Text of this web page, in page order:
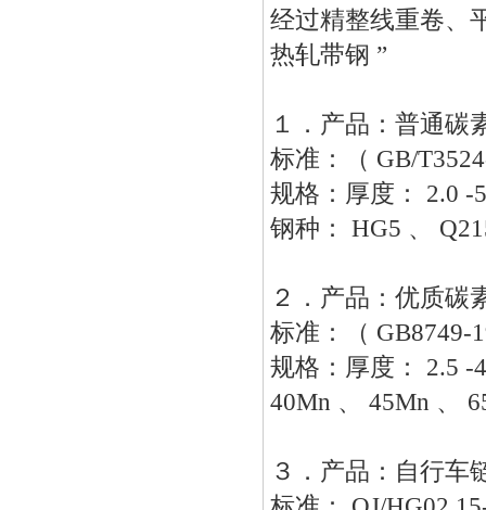
经过精整线重卷、
热轧带钢 ”
１．产品：普通碳
标准：（ GB/
规格：厚度：
2.0 -
钢种：
HG5 、
２．产品：优质碳
标准：（ GB8749-
规格：厚度：
2.5 -
40Mn 、 45Mn 、
３．产品：自行车